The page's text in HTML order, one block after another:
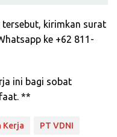
kirimkan surat
ke +62 811-
ini bagi sobat
**
Kerja PT VDNI